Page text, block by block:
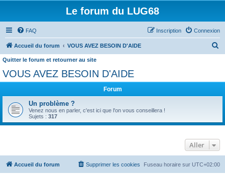
Le forum du LUG68
FAQ Connexion
Inscription
Accueil du forum VOUS AVEZ BESOIN D'AIDE
h
e
Quitter le forum et retourner au site
VOUS AVEZ BESOIN D'AIDE
Forum
Un problème ?
Venez nous en parler, c'est ici que l'on vous conseillera !
Sujets : 317
Aller
Accueil du forum Fuseau horaire sur UTC+02:00
Supprimer les cookies